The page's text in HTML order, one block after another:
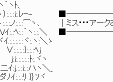
ﾄ、
ヽ）:.:.:i:.ﾚｰ-
ヽ:.:.:ノ:.:.:⌒ヽ､ │ミス･･･アー
Vｲ:.:ﾍ:.:｀ヽ:.:.＼
ヾ:.ヽ:＼ゝ
ﾍj
ﾄ:.ヾヽ
ハヽ＼_
ﾘ }｝ｿヾ